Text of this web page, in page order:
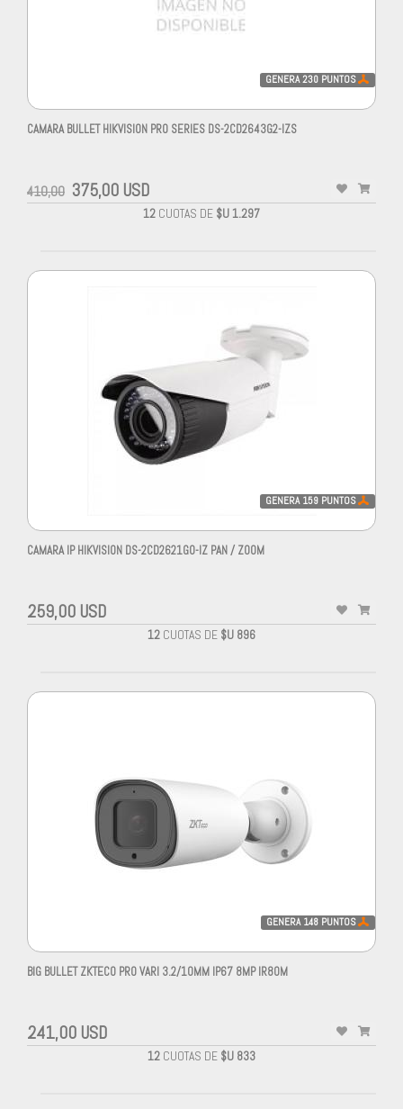
GENERA230 PUNTOS
CAMARA BULLET HIKVISION PRO SERIES DS-2CD2643G2-IZS
410,00 375,00 USD
12 CUOTAS DE $U 1.297
GENERA 159 PUNTOS
CAMARA IP HIKVISION DS-2CD2621G0-IZ PAN / ZOOM
259,00 USD
12 CUOTAS DE $U 896
GENERA 148 PUNTOS
BIG BULLET ZKTECO PRO VARI 3.2/10MM IP67 8MP IR80M
241,00 USD
12 CUOTAS DE $U 833